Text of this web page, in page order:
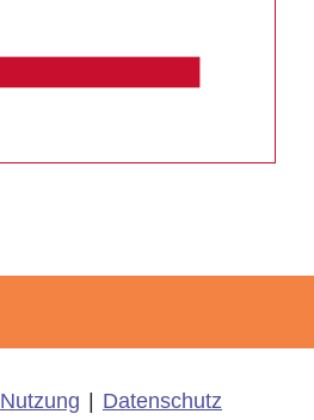
Nutzung Datenschutz